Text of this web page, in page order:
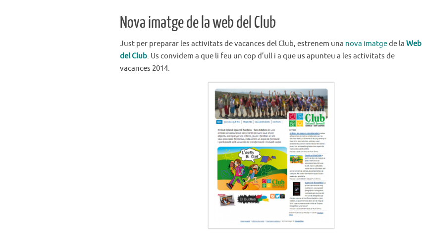
Nova imatge de la web del Club
Just per preparar les activitats de vacances del Club, estrenem una nova imatgede la Web
del Club. Us convidem a que li feu un cop d’ull i a que us apunteu a les activitats de
vacances 2014.